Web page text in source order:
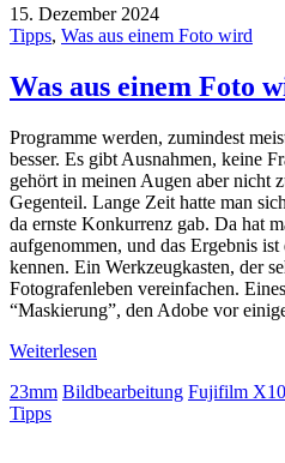
15. Dezember 2024
Tipps, Was aus einem Foto wird
Was aus einem Foto
Programme werden, zumindest
besser. Es gibt Ausnahmen, keine
gehört in meinen Augen aber nicht
Gegenteil. Lange Zeit hatte man
da ernste Konkurrenz gab. Da hat
aufgenommen, und das Ergebnis
kennen. Ein Werkzeugkasten, der
Fotografenleben vereinfachen.
“Maskierung”, den Adobe vor
Weiterlesen
23mm Bildbearbeitung Fujifilm
Tipps